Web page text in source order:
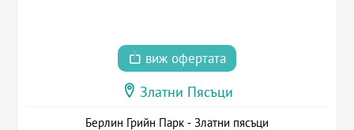
виж офертата
Златни Пясъци
Берлин Грийн Парк - Златни пясъци